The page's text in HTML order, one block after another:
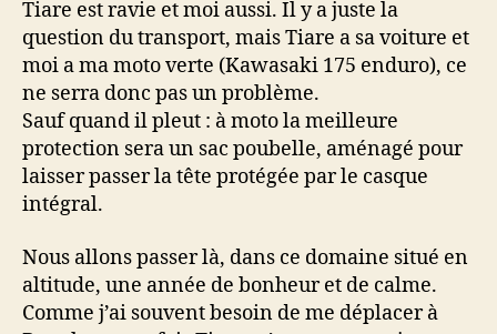
Tiare est ravie et moi aussi. Il y a juste la
question du transport, mais Tiare a sa voiture et
moi a ma moto verte (Kawasaki 175 enduro), ce
ne serra donc pas un problème.
Sauf quand il pleut : à moto la meilleure
protection sera un sac poubelle, aménagé pour
laisser passer la tête protégée par le casque
intégral.
Nous allons passer là, dans ce domaine situé en
altitude, une année de bonheur et de calme.
Comme j’ai souvent besoin de me déplacer à